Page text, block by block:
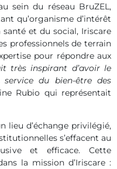
sein du réseau BruZEL,
qu’organisme d’intérêt
et du social, Iriscare
professionnels de terrain
pour répondre aux
très inspirant d’avoir le
du bien-être des
Rubio qui représentait
lieu d’échange privilégié,
s’effacent au
et efficace. Cette
la mission d’Iriscare :